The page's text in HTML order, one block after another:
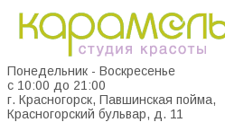
Понедельник - Воскресенье
с 10:00 до 21:00
г. Красногорск, Павшинская пойма,
Красногорский бульвар, д. 11